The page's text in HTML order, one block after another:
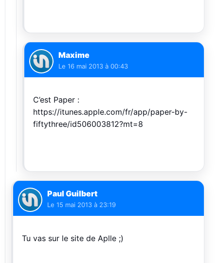
Maxime
Le 16 mai 2013 à 00:43
C’est Paper :
https://itunes.apple.com/fr/app/paper-by-
fiftythree/id506003812?mt=8
Paul Guilbert
Le 15 mai 2013 à 23:19
Tu vas sur le site de Aplle ;)